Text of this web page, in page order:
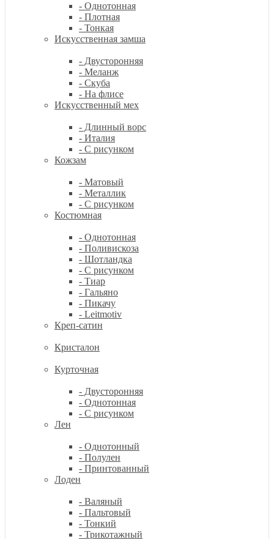
- Однотонная
- Плотная
- Тонкая
Искусственная замша
- Двусторонняя
- Меланж
- Скуба
- На флисе
Искусственный мех
- Длинный ворс
- Италия
- С рисунком
Кожзам
- Матовый
- Металлик
- С рисунком
Костюмная
- Однотонная
- Поливискоза
- Шотландка
- С рисунком
- Тиар
- Гальяно
- Пикачу
- Leitmotiv
Креп-сатин
Кристалон
Курточная
- Двусторонняя
- Однотонная
- С рисунком
Лен
- Однотонный
- Полулен
- Принтованный
Лоден
- Валяный
- Пальтовый
- Тонкий
- Трикотажный